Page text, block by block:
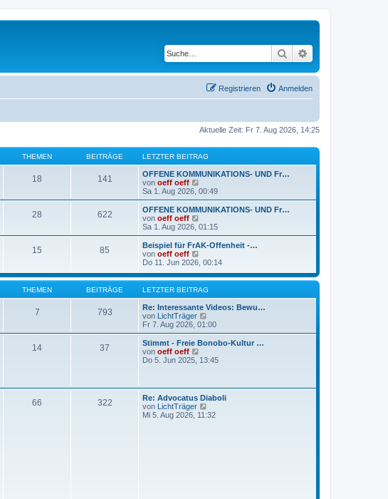
Suche
Anmelden
Registrieren
Aktuelle Zeit: Fr 7. Aug 2026, 14:25
THEMEN BEITRÄGE LETZTER BEITRAG
18 141
OFFENE KOMMUNIKATIONS- UND Fr…
von oeff oeff
e
u
e
t
r
B
e
i
t
r
a
g
Sa 1. Aug 2026, 00:49
28 622
OFFENE KOMMUNIKATIONS- UND Fr…
von oeff oeff
e
u
e
e
r
B
e
t
r
a
g
Sa 1. Aug 2026, 01:15
15 85
Beispiel für FrAK-Offenheit -…
von oeff oeff
e
e
s
e
r
B
e
i
t
r
a
Do 11. Jun 2026, 00:14
THEMEN BEITRÄGE LETZTER BEITRAG
7 793
Re: Interessante Videos: Bewu…
von LichtTräger
e
u
e
t
e
i
r
Fr 7. Aug 2026, 01:00
14 37
Stimmt - Freie Bonobo-Kultur …
von oeff oeff
e
t
e
r
B
Do 5. Jun 2025, 13:45
66 322
Re: Advocatus Diaboli
von LichtTräger
e
Mi 5. Aug 2026, 11:32